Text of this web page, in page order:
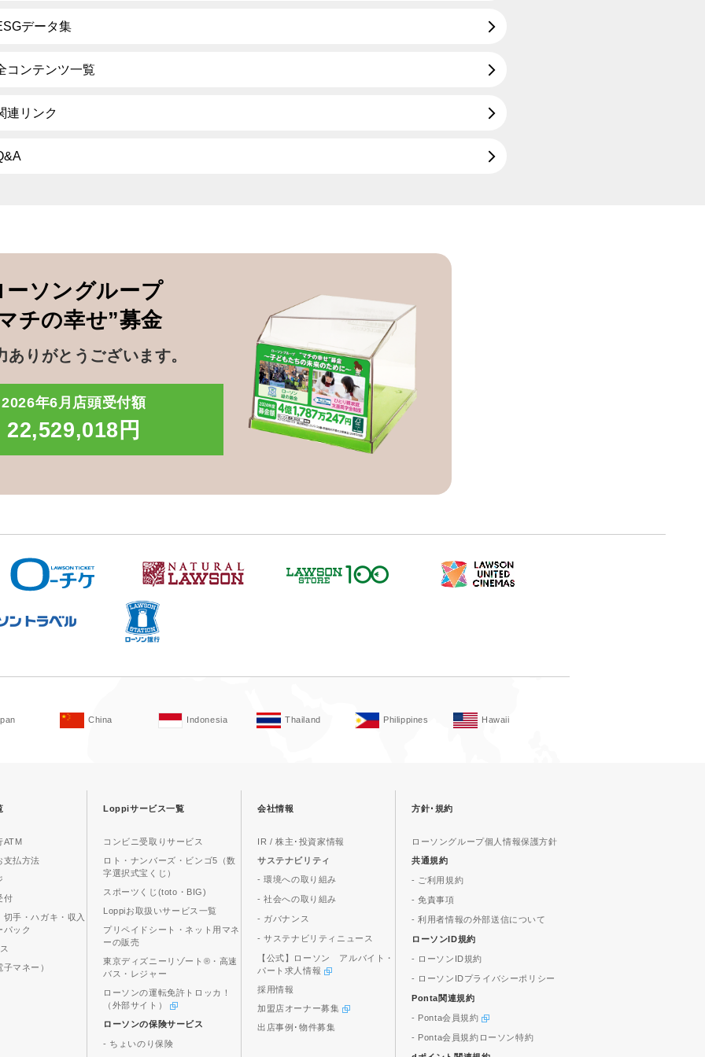
データ集
コンテンツ一覧
連リンク
ーソングループ
チの幸せ”募金
ありがとうございます。
2026年6月店頭受付額
22,529,018円
China Indonesia Thailand Philippines Hawaii
ATM
支払方法
付
手・ハガキ・収入
パック
マネー）
Loppiサービス一覧
コンビニ受取りサービス
ロト・ナンバーズ・ビンゴ5（数
字選択式宝くじ）
スポーツくじ(toto・BIG)
Loppiお取扱いサービス一覧
プリペイドシート・ネット用マネ
ーの販売
東京ディズニーリゾート®・高速
バス・レジャー
ローソンの運転免許トロッカ！
（外部サイト）
ローソンの保険サービス
- ちょいのり保険
会社情報
IR / 株主･投資家情報
サステナビリティ
- 環境への取り組み
- 社会への取り組み
- ガバナンス
- サステナビリティニュース
【公式】ローソン アルバイト・
パート求人情報
採用情報
加盟店オーナー募集
出店事例･物件募集
方針･規約
ローソングループ個人情報保護方針
共通規約
- ご利用規約
- 免責事項
- 利用者情報の外部送信について
ローソンID規約
- ローソンID規約
- ローソンIDプライバシーポリシー
Ponta関連規約
- Ponta会員規約
- Ponta会員規約ローソン特約